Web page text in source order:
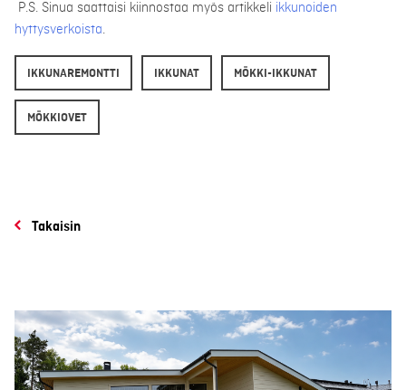
P.S. Sinua saattaisi kiinnostaa myös artikkeli ikkunoiden
hyttysverkoista.
IKKUNAREMONTTI IKKUNAT MÖKKI-IKKUNAT
MÖKKIOVET
Takaisin